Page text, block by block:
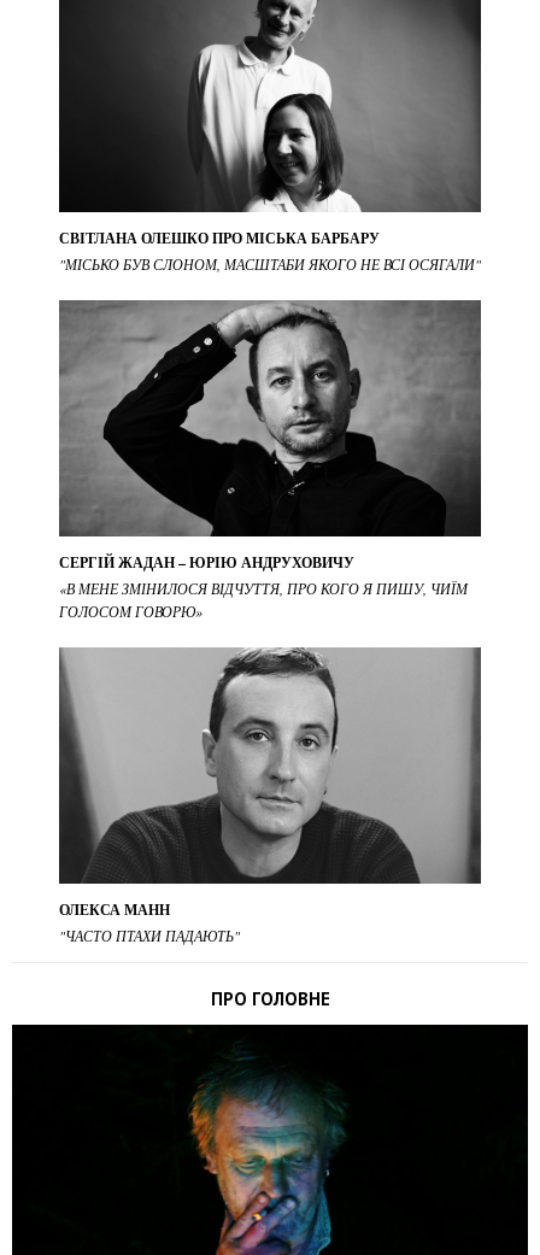
СВІТЛАНА ОЛЕШКО ПРО МІСЬКА БАРБАРУ
"МІСЬКО БУВ СЛОНОМ, МАСШТАБИ ЯКОГО НЕ ВСІ ОСЯГАЛИ"
СЕРГІЙ ЖАДАН – ЮРІЮ АНДРУХОВИЧУ
«В МЕНЕ ЗМІНИЛОСЯ ВІДЧУТТЯ, ПРО КОГО Я ПИШУ, ЧИЇМ
ГОЛОСОМ ГОВОРЮ»
ОЛЕКСА МАНН
"ЧАСТО ПТАХИ ПАДАЮТЬ"
ПРО ГОЛОВНЕ